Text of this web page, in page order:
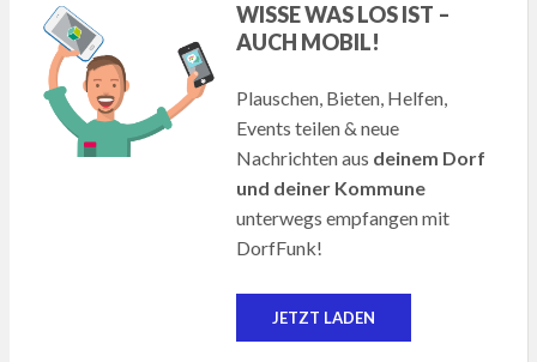
WISSE WAS LOS IST –
AUCH MOBIL!
Plauschen, Bieten, Helfen,
Events teilen & neue
Nachrichten aus deinem Dorf
und deiner Kommune
unterwegs empfangen mit
DorfFunk!
JETZT LADEN